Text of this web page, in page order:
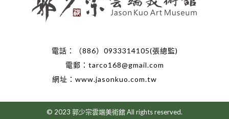
電話：（886）0933314105(張總監)
電郵：tarco168@gmail.com
網址：www.jasonkuo.com.tw
© 2023 郭少宗雲端美術舘 All rights reserved.